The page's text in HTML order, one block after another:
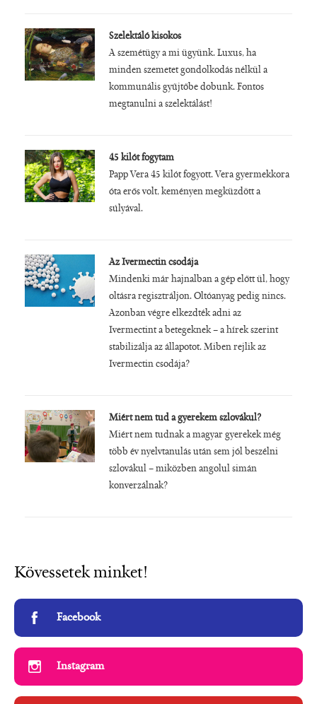
Szelektáló kisokos
A szemétügy a mi ügyünk. Luxus, ha
minden szemetet gondolkodás nélkül a
kommunális gyűjtőbe dobunk. Fontos
megtanulni a szelektálást!
45 kilót fogytam
Papp Vera 45 kilót fogyott. Vera gyermekkora
óta erős volt, keményen megküzdött a
súlyával.
Az Ivermectin csodája
Mindenki már hajnalban a gép előtt ül, hogy
oltásra regisztráljon. Oltóanyag pedig nincs.
Azonban végre elkezdték adni az
Ivermectint a betegeknek – a hírek szerint
stabilizálja az állapotot. Miben rejlik az
Ivermectin csodája?
Miért nem tud a gyerekem szlovákul?
Miért nem tudnak a magyar gyerekek még
több év nyelvtanulás után sem jól beszélni
szlovákul – miközben angolul simán
konverzálnak?
Kövessetek minket!
Facebook
Instagram